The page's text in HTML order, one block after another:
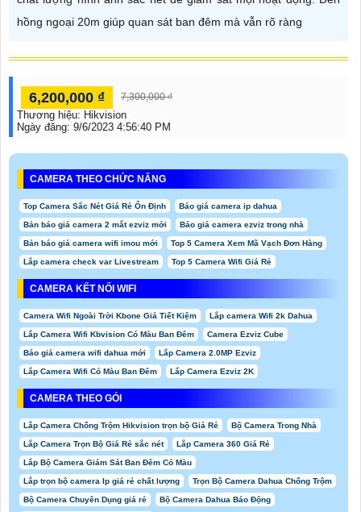
hồng ngoại 20m giúp quan sát ban đêm mà vẫn rõ ràng
6,200,000 ₫ 7,300,000 ₫
Thương hiệu: Hikvision
Ngày đăng: 9/6/2023 4:56:40 PM
CAMERA THEO CHỨC NĂNG
Top Camera Sắc Nét Giá Rẻ Ổn Định Báo giá camera ip dahua
Bản báo giá camera 2 mắt ezviz mới Báo giá camera ezviz trong nhà
Bản báo giá camera wifi imou mới Top 5 Camera Xem Mã Vạch Đơn Hàng
Lắp camera check var Livestream Top 5 Camera Wifi Giá Rẻ
CAMERA KẾT NỐI WIFI
Camera Wifi Ngoài Trời Kbone Giá Tiết Kiệm Lắp camera Wifi 2k Dahua
Lắp Camera Wifi Kbvision Có Màu Ban Đêm Camera Ezviz Cube
Báo giá camera wifi dahua mới Lắp Camera 2.0MP Ezviz
Lắp Camera Wifi Có Màu Ban Đêm Lắp Camera Ezviz 2K
CAMERA THEO GÓI
Lắp Camera Chống Trộm Hikvision trọn bộ Giá Rẻ Bộ Camera Trong Nhà
Lắp Camera Trọn Bộ Giá Rẻ sắc nét Lắp Camera 360 Giá Rẻ
Lắp Bộ Camera Giám Sát Ban Đêm Có Màu
Lắp trọn bộ camera Ip giá rẻ chất lượng Trọn Bộ Camera Dahua Chống Trộm
Bộ Camera Chuyên Dụng giá rẻ Bộ Camera Dahua Báo Động